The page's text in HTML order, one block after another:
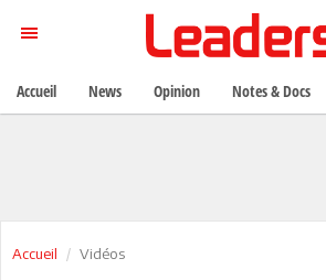
Accueil Vidéos
Accueil News Opinion Notes & Docs